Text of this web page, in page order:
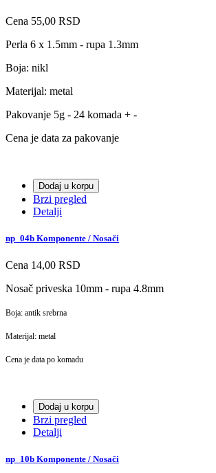
Cena 55,00 RSD
Perla 6 x 1.5mm - rupa 1.3mm
Boja: nikl
Materijal: metal
Pakovanje 5g - 24 komada + -
Cena je data za pakovanje
Dodaj u korpu
Brzi pregled
Detalji
np_04b Komponente / Nosači
Cena 14,00 RSD
Nosač priveska 10mm - rupa 4.8mm
Boja: antik srebrna
Materijal: metal
Cena je data po komadu
Dodaj u korpu
Brzi pregled
Detalji
np_10b Komponente / Nosači